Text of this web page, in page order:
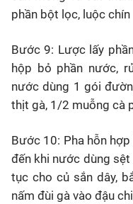
phần bột lọc, luộc chín
Bước 9: Lược lấy
hộp bỏ phần nước,
nước dùng 1 gói
thịt gà, 1/2 muỗng cà
Bước 10: Pha hỗn
đến khi nước dùng sệt
tục cho củ sắn dây,
nấm đùi gà vào đậu